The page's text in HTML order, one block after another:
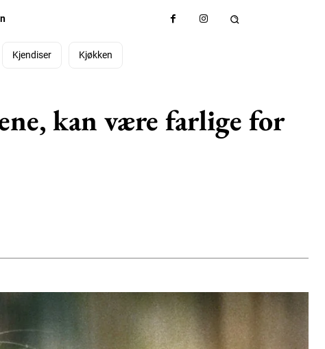
Kjendiser Kjøkken
kan være farlige for